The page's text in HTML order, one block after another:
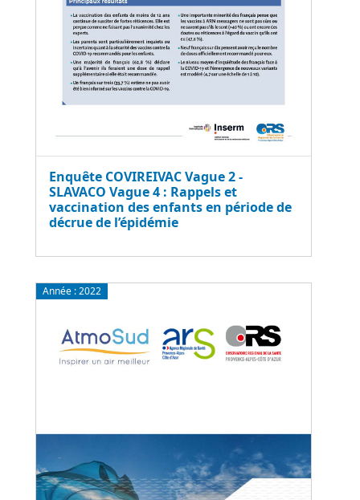
Enquête COVIREIVAC Vague 2 -
SLAVACO Vague 4 : Rappels et
vaccination des enfants en période de
décrue de l’épidémie
Année :2022